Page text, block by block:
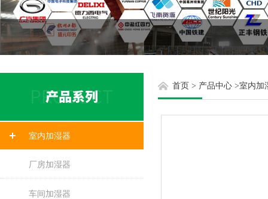
室内加湿器
厂房加湿器
车间加湿器
首页 > 产品中心 >室内加